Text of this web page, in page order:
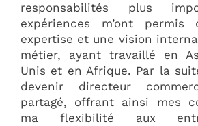
responsabilités plus
expériences m’ont permis
expertise et une vision
métier, ayant travaillé en
Unis et en Afrique. Par la
devenir directeur
partagé, offrant ainsi mes
ma flexibilité aux